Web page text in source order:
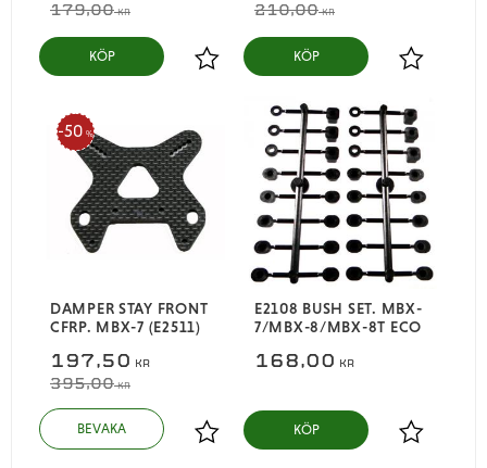
179,00KR
Lägg till i favoriter
KÖP
210,00KR
Lägg till i
KÖP
DAMPER STAY FRONT
CFRP. MBX-7 (E2511)
197,50 KR
395,00KR
50 %
Lägg till i favoriter
E2108 BUSH SET. MBX-
7/MBX-8/MBX-8T ECO
168,00 KR
Lägg till i
KÖP